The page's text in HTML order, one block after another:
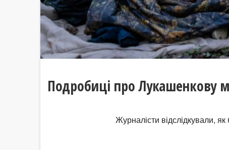
Подробиці про Лукашенкову
Журналісти відслідкували,